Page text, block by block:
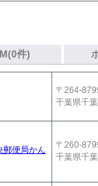
件)
〒264-
千葉県千
便局かん
〒260-
千葉県千